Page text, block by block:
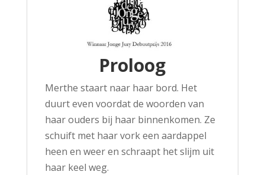
Proloog
Merthe staart naar haar bord. Het
duurt even voordat de woorden van
haar ouders bij haar binnenkomen. Ze
schuift met haar vork een aardappel
heen en weer en schraapt het slijm uit
haar keel weg.